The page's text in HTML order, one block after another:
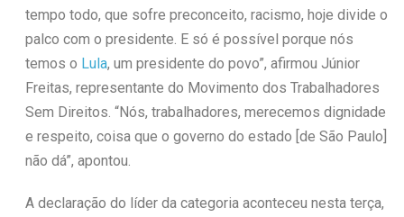
tempo todo, que sofre preconceito, racismo, hoje divide o
palco com o presidente. E só é possível porque nós
temos o Lula, um presidente do povo”, afirmou Júnior
Freitas, representante do Movimento dos Trabalhadores
Sem Direitos. “Nós, trabalhadores, merecemos dignidade
e respeito, coisa que o governo do estado [de São Paulo]
não dá”, apontou.
A declaração do líder da categoria aconteceu nesta terça,